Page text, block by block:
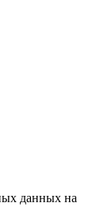
данных на